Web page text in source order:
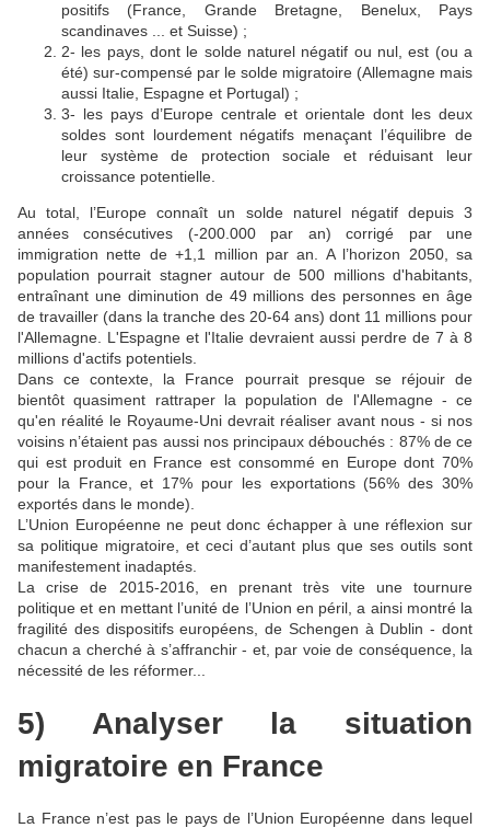
positifs (France, Grande Bretagne, Benelux, Pays
scandinaves ... et Suisse) ;
2- les pays, dont le solde naturel négatif ou nul, est (ou a
été) sur-compensé par le solde migratoire (Allemagne mais
aussi Italie, Espagne et Portugal) ;
3- les pays d’Europe centrale et orientale dont les deux
soldes sont lourdement négatifs menaçant l’équilibre de
leur système de protection sociale et réduisant leur
croissance potentielle.
Au total, l’Europe connaît un solde naturel négatif depuis 3
années consécutives (-200.000 par an) corrigé par une
immigration nette de +1,1 million par an. A l’horizon 2050, sa
population pourrait stagner autour de 500 millions d'habitants,
entraînant une diminution de 49 millions des personnes en âge
de travailler (dans la tranche des 20-64 ans) dont 11 millions pour
l'Allemagne. L'Espagne et l'Italie devraient aussi perdre de 7 à 8
millions d'actifs potentiels.
Dans ce contexte, la France pourrait presque se réjouir de
bientôt quasiment rattraper la population de l'Allemagne - ce
qu'en réalité le Royaume-Uni devrait réaliser avant nous - si nos
voisins n’étaient pas aussi nos principaux débouchés : 87% de ce
qui est produit en France est consommé en Europe dont 70%
pour la France, et 17% pour les exportations (56% des 30%
exportés dans le monde).
L’Union Européenne ne peut donc échapper à une réflexion sur
sa politique migratoire, et ceci d’autant plus que ses outils sont
manifestement inadaptés.
La crise de 2015-2016, en prenant très vite une tournure
politique et en mettant l’unité de l’Union en péril, a ainsi montré la
fragilité des dispositifs européens, de Schengen à Dublin - dont
chacun a cherché à s’affranchir - et, par voie de conséquence, la
nécessité de les réformer...
5) Analyser la situation
migratoire en France
La France n’est pas le pays de l’Union Européenne dans lequel